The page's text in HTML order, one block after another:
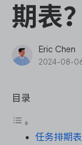
ONES
瀑布项目管理
期表？
Eric Chen
2024-08-
目录
任务排期